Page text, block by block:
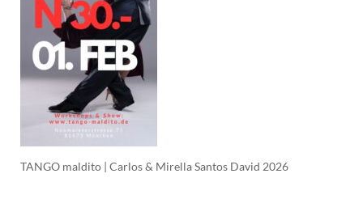
TANGO maldito | Carlos & Mirella Santos David 2026